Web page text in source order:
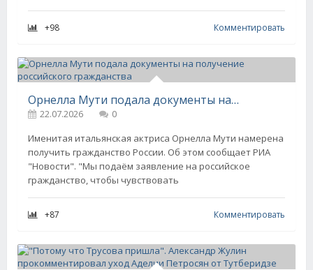
+98 Комментировать
Орнелла Мути подала документы на получение российского гражданства
22.07.2026
0
Именитая итальянская актриса Орнелла Мути намерена
получить гражданство России. Об этом сообщает РИА
"Новости". "Мы подаём заявление на российское
гражданство, чтобы чувствовать
+87 Комментировать